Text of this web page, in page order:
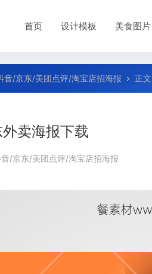
首页 设计模板 美食图片
音/京东/美团点评/淘宝店招海报 正文
卖海报下载
/京东/美团点评/淘宝店招海报